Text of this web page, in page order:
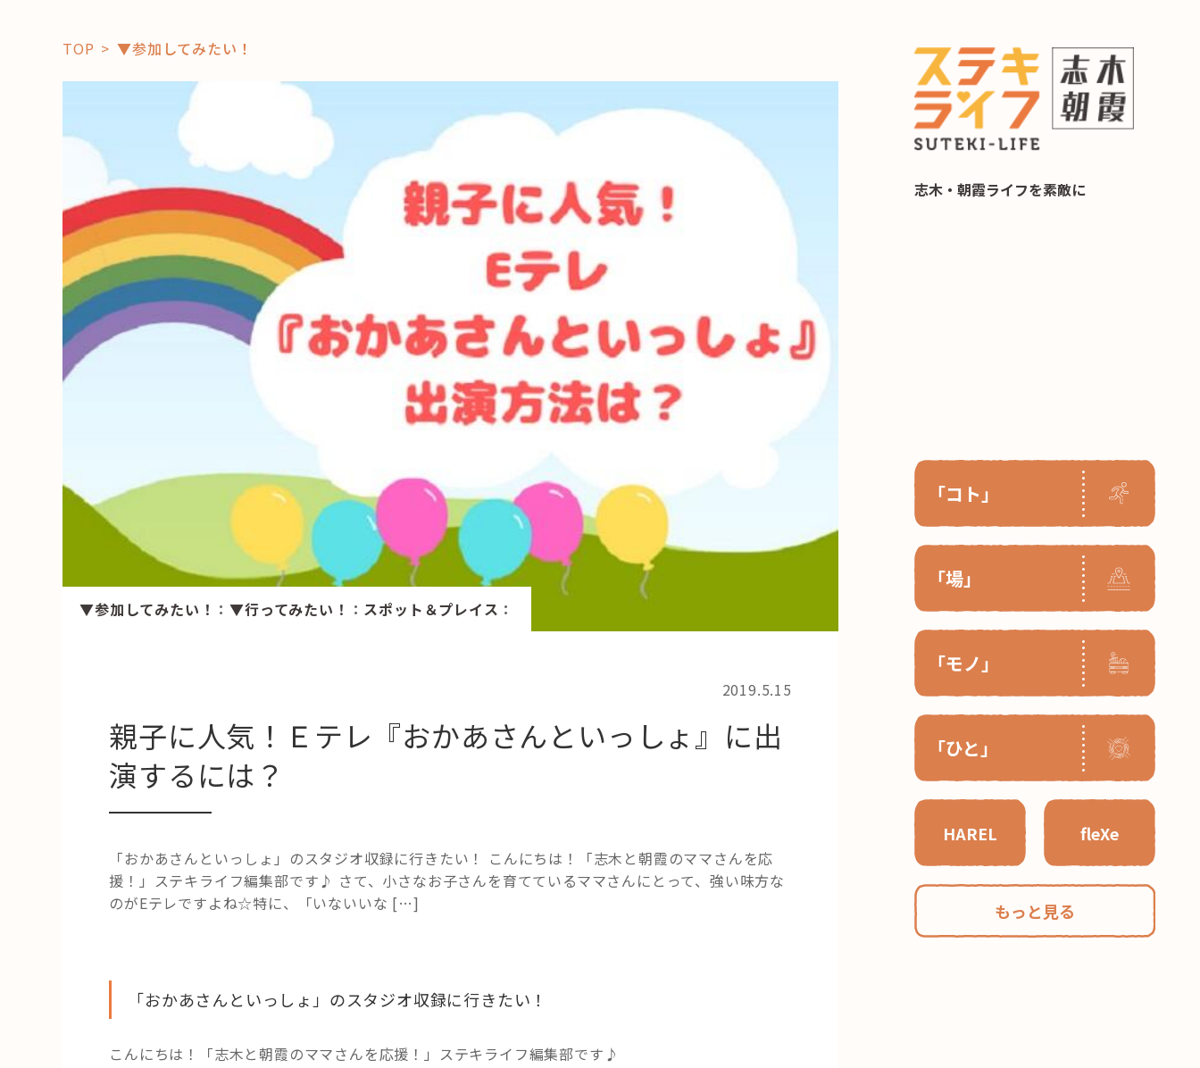
志木・朝霞ライフを素敵に
「コト」
「場」
「モノ」
「ひと」
HAREL fleXe
もっと見る
「コト」
子育て
暮らし
おすすめ
スポット
学び・教育
「モノ」
リノベ事例
「ひと」
これからの暮らし 住み替え相談
TOP ▼参加してみたい！
▼参加してみたい！ ：▼行ってみたい！ ： スポット＆プレイス ：
2019.5.15
親子に人気！Ｅテレ『おかあさんといっしょ』に出
演するには？
「おかあさんといっしょ」のスタジオ収録に行きたい！ こんにちは！「志木と朝霞のママさんを応
援！」ステキライフ編集部です♪ さて、小さなお子さんを育てているママさんにとって、強い味方な
のがEテレですよね☆特に、「いないいな […]
「おかあさんといっしょ」のスタジオ収録に行きたい！
こんにちは！「志木と朝霞のママさんを応援！」ステキライフ編集部です♪